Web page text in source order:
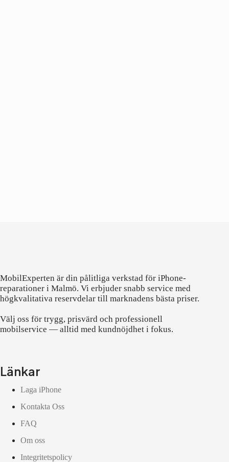
MobilExperten är din pålitliga verkstad för iPhone-
reparationer i Malmö. Vi erbjuder snabb service med
högkvalitativa reservdelar till marknadens bästa priser.
Välj oss för trygg, prisvärd och professionell
mobilservice — alltid med kundnöjdhet i fokus.
Länkar
Laga iPhone
Kontakta Oss
FAQ
Om oss
Integritetspolicy